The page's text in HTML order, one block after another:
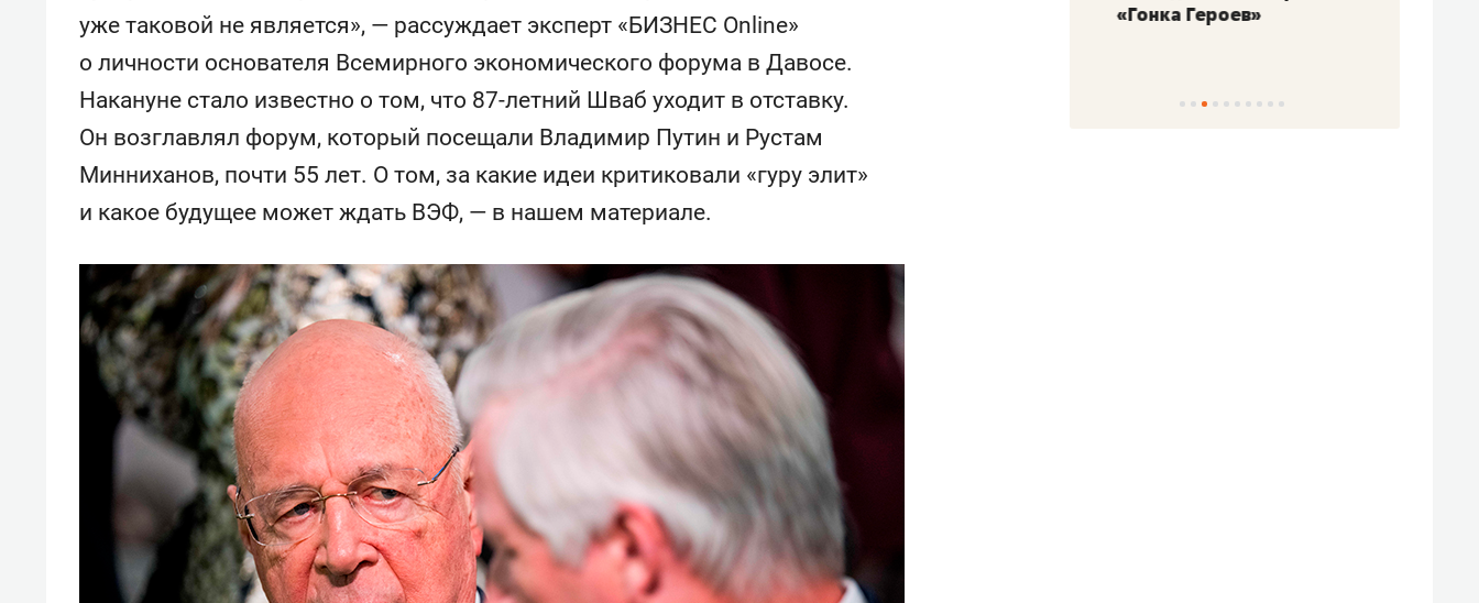
уже таковой не является», — рассуждает эксперт «БИЗНЕС Online»
о личности основателя Всемирного экономического форума в Давосе.
Накануне стало известно о том, что 87-летний Шваб уходит в отставку.
Он возглавлял форум, который посещали Владимир Путин и Рустам
Минниханов, почти 55 лет. О том, за какие идеи критиковали «гуру элит»
и какое будущее может ждать ВЭФ, — в нашем материале.
антихрупких команд
«Гонка Героев»